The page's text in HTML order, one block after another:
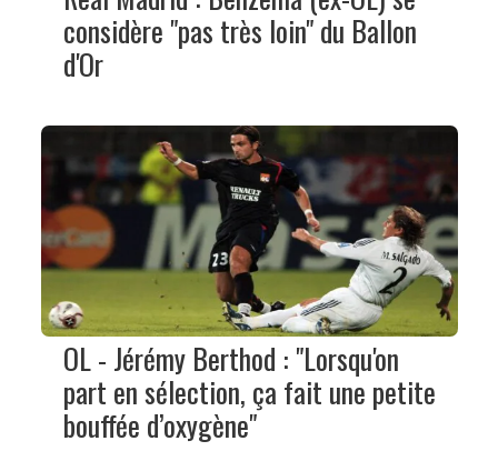
considère "pas très loin" du Ballon
d'Or
OL - Jérémy Berthod : "Lorsqu'on
part en sélection, ça fait une petite
bouffée d’oxygène"